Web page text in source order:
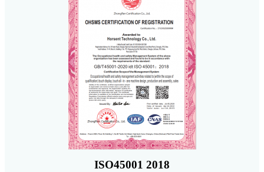
ISO45001 2018